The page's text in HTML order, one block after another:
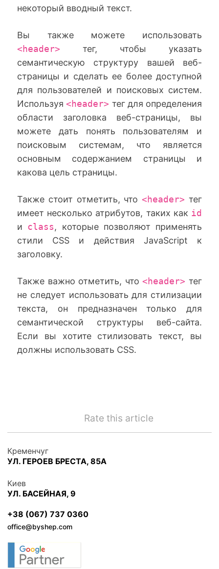
некоторый вводный текст.
Вы также можете использовать
<header> тег, чтобы указать
семантическую структуру вашей веб-
страницы и сделать ее более доступной
для пользователей и поисковых систем.
Используя<header> тег для определения
области заголовка веб-страницы, вы
можете дать понять пользователям и
поисковым системам, что является
основным содержанием страницы и
какова цель страницы.
Также стоит отметить, что<header> тег
имеет несколько атрибутов, таких как id
и class, которые позволяют применять
стили CSS и действия JavaScript к
заголовку.
Также важно отметить, что<header> тег
не следует использовать для стилизации
текста, он предназначен только для
семантической структуры веб-сайта.
Если вы хотите стилизовать текст, вы
должны использовать CSS.
Rate this article
Кременчуг
УЛ. ГЕРОЕВ БРЕСТА, 85А
Киев
УЛ. БАСЕЙНАЯ, 9
+38 (067) 737 0360
office@byshep.com